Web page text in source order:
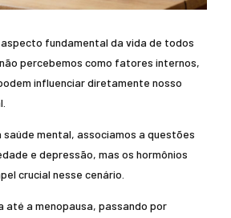
aspecto fundamental da vida de todos
percebemos como fatores internos,
influenciar diretamente nosso
saúde mental, associamos a questões
e depressão, mas os hormônios
crucial nesse cenário.
até a menopausa, passando por